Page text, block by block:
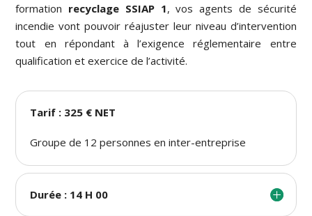
formation recyclage SSIAP 1, vos agents de sécurité
incendie vont pouvoir réajuster leur niveau d’intervention
tout en répondant à l’exigence réglementaire entre
qualification et exercice de l’activité.
Tarif : 325 € NET
Groupe de 12 personnes en inter-entreprise
Durée : 14 H 00